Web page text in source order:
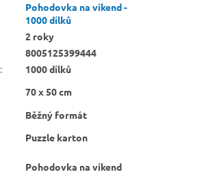
Pohodovka na víkend -
1000 dílků
2 roky
8005125399444
:
1000 dílků
70 x 50 cm
Běžný formát
Puzzle karton
Pohodovka na víkend